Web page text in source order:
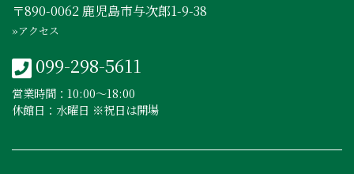
〒890-0062 鹿児島市与次郎1-9-38
»アクセス
099-298-5611
営業時間：10:00〜18:00
休館日：水曜日 ※祝日は開場